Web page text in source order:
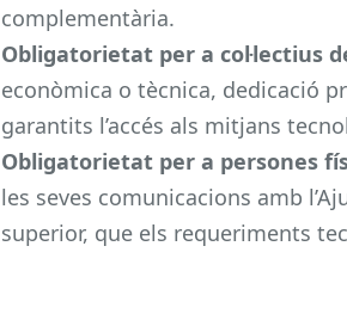
complementària.
Obligatorietat per a col·lectius
econòmica o tècnica, dedicació
garantits l’accés als mitjans
Obligatorietat per a persones
les seves comunicacions amb
superior, que els requeriments